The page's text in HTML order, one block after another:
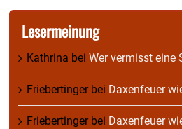
Lesermeinung
Kathrina bei Wer vermisst eine
Friebertingerbei Daxenfeuer
Friebertingerbei Daxenfeuer